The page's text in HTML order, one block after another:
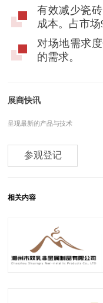
展商快讯
呈现最新的产品与技术
参观登记
相关内容
有效减少瓷
成本。占市场
对场地需求
的需求。